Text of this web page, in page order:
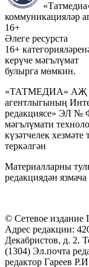
коммуникацияләр
16+
Әлеге ресурста
16+
керүче мәгълүмат
булырга мөмкин.
«ТАТМЕДИА» АҖ
агентлыгының
редакциясе» ЭЛ №
мәгълүмати
күзәтчелек
теркәлгән
Материалларны
редакциядән
© Сетевое
Адрес редакции:
Декабристов, д. 2.
(1304) Эл.почта
редактор Гареев